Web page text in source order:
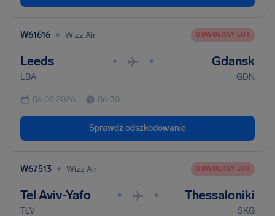
W61616 • Wizz Air ODWOŁANY LOT
Leeds • • Gdansk
LBA GDN
06.08.2026 06:30
Sprawdź odszkodowanie
W67513 • Wizz Air ODWOŁANY LOT
Tel Aviv-Yafo • • Thessaloniki
TLV SKG